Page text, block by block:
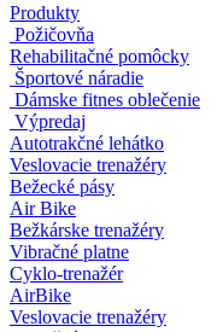
Produkty
Požičovňa
Rehabilitačné pomôcky
Športové náradie
Dámske fitnes oblečenie
Výpredaj
Autotrakčné lehátko
Veslovacie trenažéry
Bežecké pásy
Air Bike
Bežkárske trenažéry
Vibračné platne
Cyklo-trenažér
AirBike
Veslovacie trenažéry